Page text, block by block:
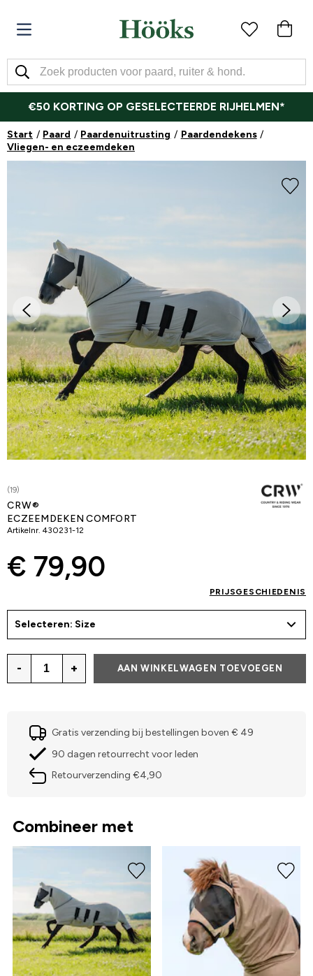
€50 KORTING OP GESELECTEERDE RIJHELMEN*
Start Paard Paardenuitrusting
Paardendekens
Vliegen- en eczeemdeken
(19)
CRW®
ECZEEMDEKEN COMFORT
Artikelnr. 430231-12
€ 79,90
PRIJSGESCHIEDENIS
Selecteren: Size
- + AAN WINKELWAGEN TOEVOEGEN
Gratis verzending bij bestellingen boven € 49
90 dagen retourrecht voor leden
Retourverzending €4,90
Combineer met